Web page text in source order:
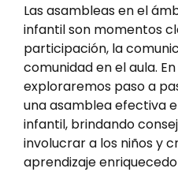
Las asambleas en el
infantil son momentos
participación, la
comunidad en el aula.
exploraremos paso a
una asamblea efectiva
infantil, brindando
involucrar a los niños y
aprendizaje